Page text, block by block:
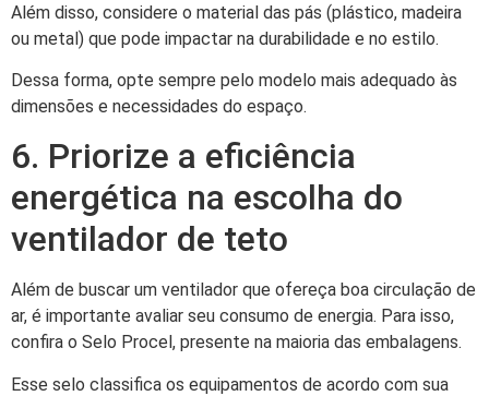
Além disso, considere o material das pás (plástico, madeira
ou metal) que pode impactar na durabilidade e no estilo.
Dessa forma, opte sempre pelo modelo mais adequado às
dimensões e necessidades do espaço.
6. Priorize a eficiência
energética na escolha do
ventilador de teto
Além de buscar um ventilador que ofereça boa circulação de
ar, é importante avaliar seu consumo de energia. Para isso,
confira o Selo Procel, presente na maioria das embalagens.
Esse selo classifica os equipamentos de acordo com sua